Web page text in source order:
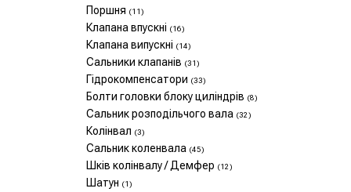
Поршня (11)
Клапана впускні (16)
Клапана випускні (14)
Сальники клапанів (31)
Гідрокомпенсатори (33)
Болти головки блоку циліндрів (8)
Сальник розподільчого вала (32)
Колінвал (3)
Сальник коленвала (45)
Шків колінвалу / Демфер (12)
Шатун (1)